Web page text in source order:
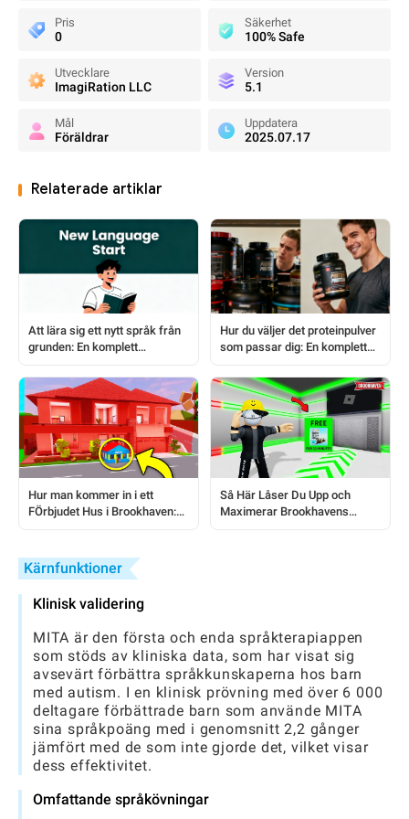
Pris
0
Säkerhet
100% Safe
Utvecklare
ImagiRation LLC
Version
5.1
Mål
Föräldrar
Uppdatera
2025.07.17
Relaterade artiklar
Att lära sig ett nytt språk från
grunden: En komplett
Hur du väljer det proteinpulver
som passar dig: En komplett
Hur man kommer in i ett
FÖrbjudet Hus i Brookhaven:
Så Här Låser Du Upp och
Maximerar Brookhavens
Kärnfunktioner
Klinisk validering
MITA är den första och enda språkterapiappen
som stöds av kliniska data, som har visat sig
avsevärt förbättra språkkunskaperna hos barn
med autism. I en klinisk prövning med över 6 000
deltagare förbättrade barn som använde MITA
sina språkpoäng med i genomsnitt 2,2 gånger
jämfört med de som inte gjorde det, vilket visar
dess effektivitet.
Omfattande språkövningar